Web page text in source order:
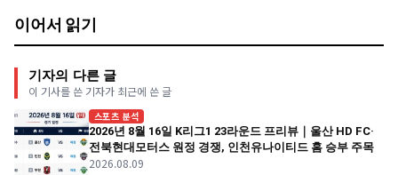
이어서 읽기
기자의 다른 글
이 기사를 쓴 기자가 최근에 쓴 글
스포츠 분석
2026년 8월 16일 K리그1 23라운드 프리뷰｜울산 HD FC·
전북현대모터스 원정 경쟁, 인천유나이티드 홈 승부 주목
2026.08.09